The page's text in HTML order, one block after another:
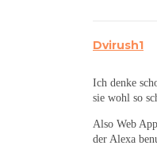
Dvirush1
Ich denke
sie wohl so
Also Web
der Alexa